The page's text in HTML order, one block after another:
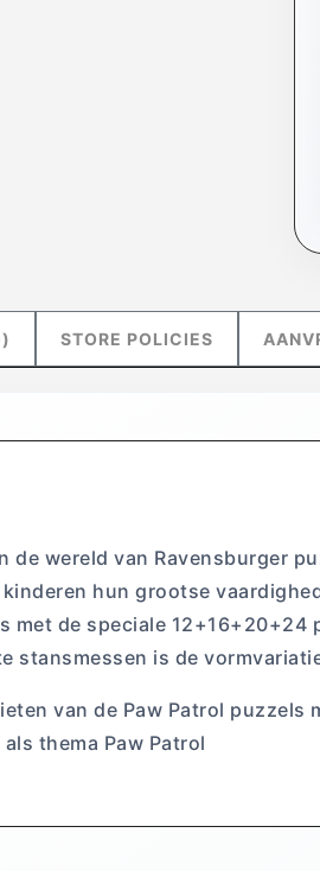
STORE POLICIES
de wereld van Ravensburger
hun grootse
met de speciale 12+16+20+24
stansmessen is de
van de Paw Patrol puzzels
thema Paw Patrol